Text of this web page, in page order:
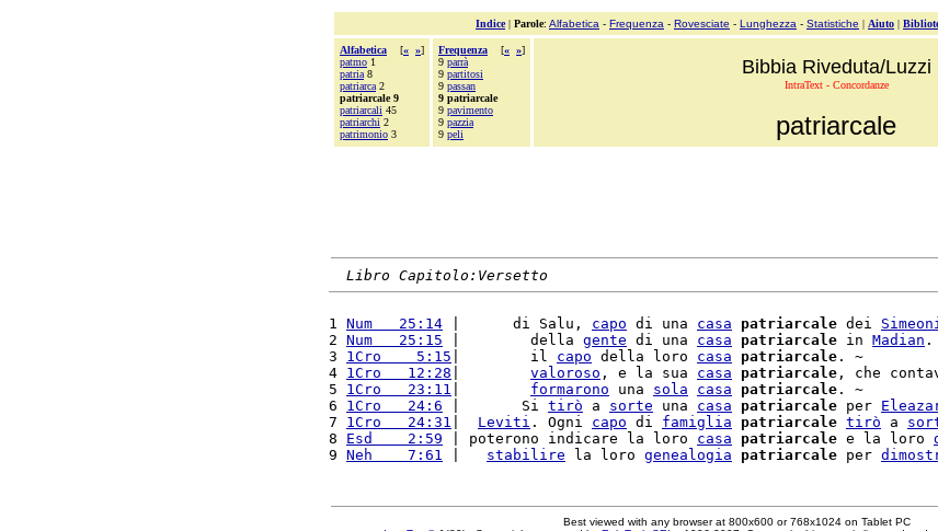
Indice| Parole: Alfabetica - Frequenza - Rovesciate - Lunghezza - Statistiche | Aiuto |
Alfabetica [« »]
patmo 1
patria 8
patriarca 2
patriarcale 9
patriarcali 45
patriarchi 2
patrimonio 3
Frequenza [« »]
9 parrà
9 partitosi
9 passan
9 patriarcale
9 pavimento
9 pazzia
9 peli
Bibbia Riveduta/Luzzi
IntraText - Concordanze
patriarcale
Libro Capitolo:Versetto
1 Num   25:14 |      di Salu, capo di una casa patriarcale dei
2 Num   25:15 |        della gente di una casa patriarcale in Madian .
3 1Cro    5:15 |        il capo della loro casa patriarcale . ~
4 1Cro   12:28 valoroso , e la sua casa patriarcale , che
5 1Cro   23:11 formarono una sola casa patriarcale . ~
6 1Cro   24:6 |       Si tirò a sorte una casa patriarcale per
7 1Cro   24:31 Leviti . Ogni capo di famiglia patriarcale tirò a
8 Esd    2:59 | poterono indicare la loro casa patriarcale e la loro
9 Neh    7:61 stabilire la loro genealogia patriarcale per
Best viewed with any browser at 800x600 or 768x1024 on Tablet PC